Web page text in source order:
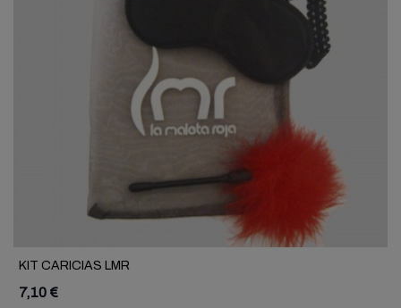
KIT CARICIAS LMR
7,10 €